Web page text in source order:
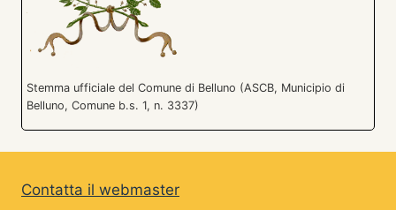
Stemma ufficiale del Comune di Belluno (ASCB, Municipio di
Belluno, Comune b.s. 1, n. 3337)
Contatta il webmaster